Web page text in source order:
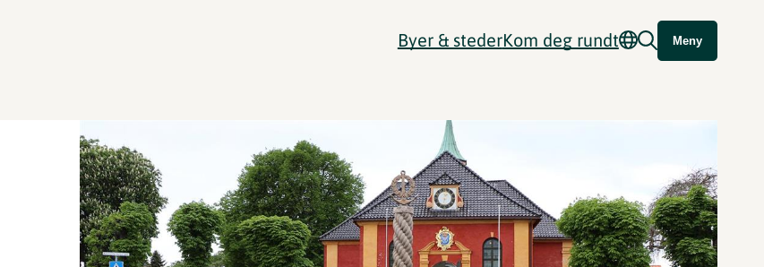
Byer & stederKom deg rundt Meny